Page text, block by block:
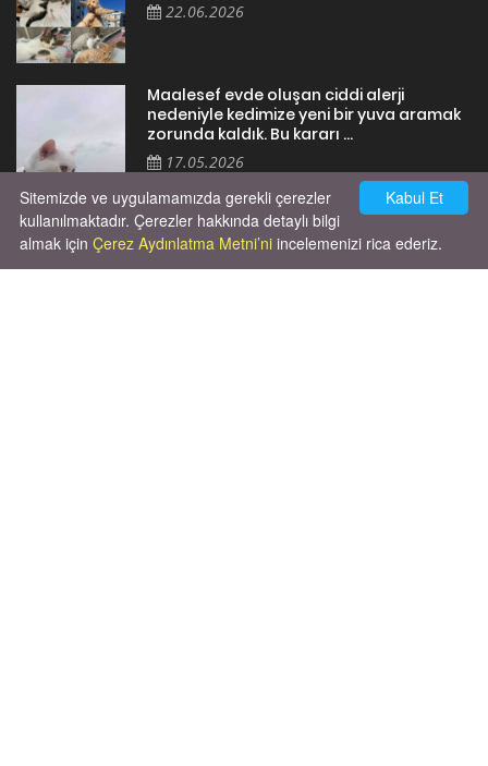
22.06.2026
Maalesef evde oluşan ciddi alerji
nedeniyle kedimize yeni bir yuva aramak
zorunda kaldık. Bu kararı ...
17.05.2026
Kabul Et
Sitemizde ve uygulamamızda gerekli çerezler
kullanılmaktadır. Çerezler hakkında detaylı bilgi
almak için Çerez Aydınlatma Metni’ni incelemenizi rica ederiz.